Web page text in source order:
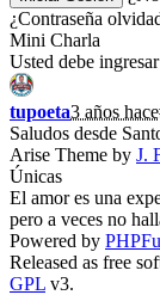
¿Contraseña
Mini Charla
Usted debe
tupoeta3 años hace
Saludos desde
Arise Theme by J.
Únicas
El amor es una
pero a veces no
Powered by
Released as free
GPL v3.